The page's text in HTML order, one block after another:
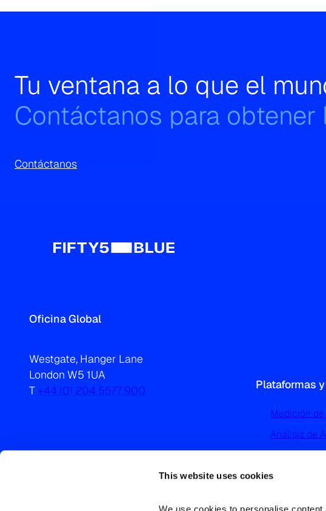
This website uses cookies
Tu ventana a lo que el
Contáctanos para
Contáctanos
Oficina Global
Westgate, Hanger Lane
London W5 1UA
T +44 (0) 204 5577 900 Plataformas
Medición
Análisis de
Perfilado y